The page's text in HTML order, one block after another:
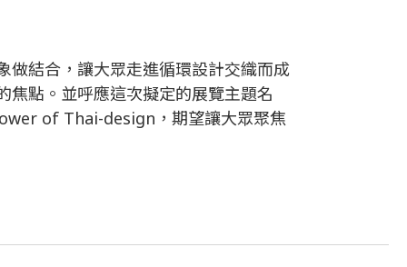
做結合，讓大眾走進循環設計交織而成
焦點。並呼應這次擬定的展覽主題名
of Thai-design，期望讓大眾聚焦